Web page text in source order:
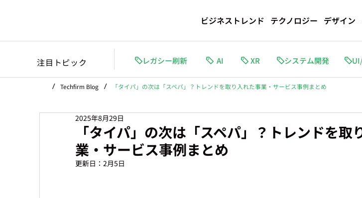
ビジネストレンド テクノロジー デザイン
注目トピック レガシー刷新 AI XR システム開発
/ Techfirm Blog / 「タイパ」の次は「スペパ」？トレンドを取り入れた事業・サービス事例まとめ
「タイパ」の次は「スペパ」？トレンドを取
業・サービス事例まとめ
2025年8月29日
更新日：2月5日